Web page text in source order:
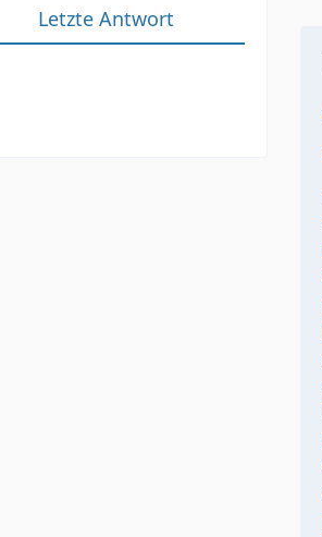
Letzte Antwort